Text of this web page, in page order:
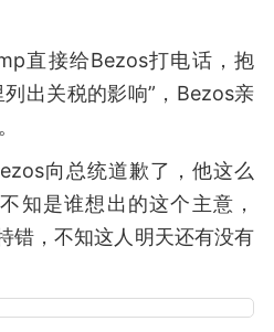
直接给Bezos打电话，抱
出关税的影响”，Bezos亲
向总统道歉了，他这么
知是谁想出的这个主意，
错，不知这人明天还有没有